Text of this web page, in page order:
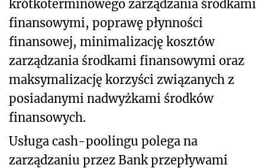
krótkoterminowego zarządzania środkami
finansowymi, poprawę płynności
finansowej, minimalizację kosztów
zarządzania środkami finansowymi oraz
maksymalizację korzyści związanych z
posiadanymi nadwyżkami środków
finansowych.
Usługa cash-poolingu polega na
zarządzaniu przez Bank przepływami